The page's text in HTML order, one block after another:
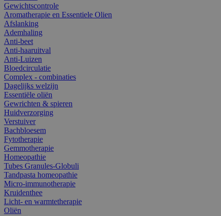
Gewichtscontrole
Aromatherapie en Essentiele Olien
Afslanking
Ademhaling
Anti-beet
Anti-haaruitval
Anti-Luizen
Bloedcirculatie
Complex - combinaties
Dagelijks welzijn
Essentiële oliën
Gewrichten & spieren
Huidverzorging
Verstuiver
Bachbloesem
Fytotherapie
Gemmotherapie
Homeopathie
Tubes Granules-Globuli
Tandpasta homeopathie
Micro-immunotherapie
Kruidenthee
Licht- en warmtetherapie
Oliën